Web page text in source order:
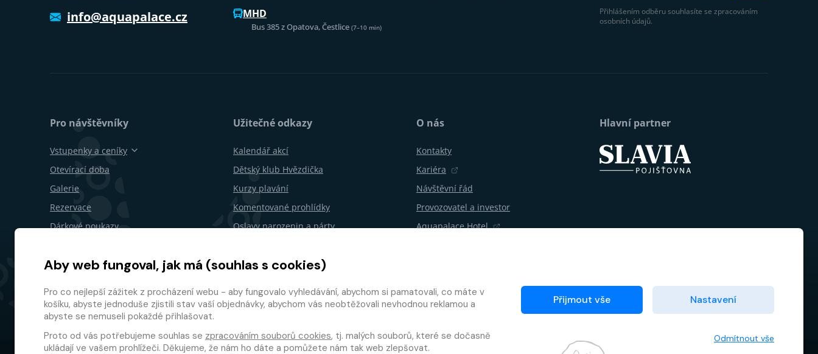
info@aquapalace.cz MHD
Bus 385 z Opatova, Čestlice (7–10 min)
Přihlášením odběru souhlasíte se zpracováním
osobních údajů.
Pro návštěvníky
Vstupenky a ceníky
Otevírací doba
Galerie
Rezervace
Dárkové poukazy
Mapa areálu
Užitečné odkazy
Kalendář akcí
Dětský klub Hvězdička
Kurzy plavání
Komentované prohlídky
Oslavy narozenin a párty
Odstoupení od smlouvy
O nás
Kontakty
Kariéra
Návštěvní řád
Provozovatel a investor
Aquapalace Hotel
Hlavní partner
Aby web fungoval, jak má (souhlas s cookies)
Pro co nejlepší zážitek z procházení webu - aby fungovalo vyhledávání, abychom si pamatovali, co máte v
košíku, abyste jednoduše zjistili stav vaší objednávky, abychom vás neobtěžovali nevhodnou reklamou a
abyste se nemuseli pokaždé přihlašovat.
Proto od vás potřebujeme souhlas se zpracováním souborů cookies, tj. malých souborů, které se dočasně
ukládají ve vašem prohlížeči. Děkujeme, že nám ho dáte a pomůžete nám tak web zlepšovat.
Přijmout vše Nastavení
Odmítnout vše